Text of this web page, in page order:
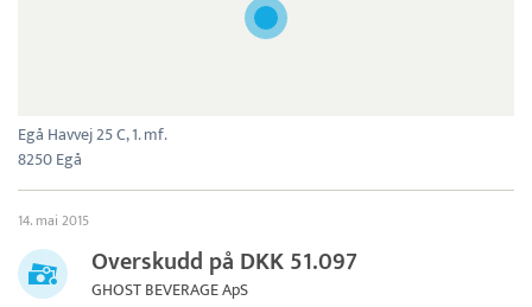
Egå Havvej 25 C, 1. mf.
8250 Egå
14. mai 2015
Overskudd på DKK 51.097
GHOST BEVERAGE ApS